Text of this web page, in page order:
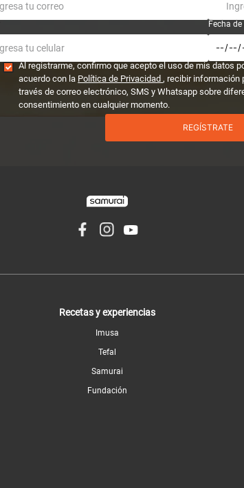
Fecha
Al registrarme, confirmo que acepto el uso de mis datos
acuerdo con la Política de Privacidad , recibir información
través de correo electrónico, SMS y Whatsapp sobre
consentimiento en cualquier momento.
REGÍSTRATE
Recetas y experiencias
Imusa
Tefal
Samurai
Fundación